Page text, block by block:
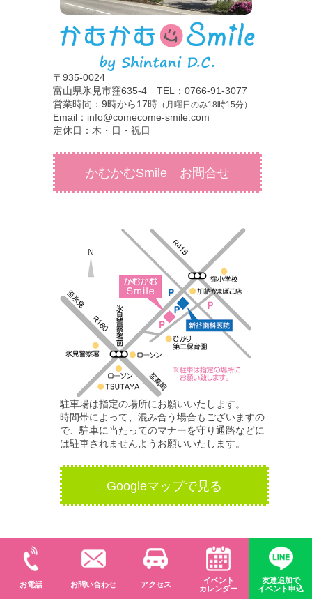
〒935-0024
富山県氷見市窪635-4 TEL：0766-91-3077
営業時間：9時から17時 （月曜日のみ18時15分）
Email：info@comecome-smile.com
定休日：木・日・祝日
かむかむSmile お問合せ
駐車場は指定の場所にお願いいたします。
時間帯によって、混み合う場合もございますの
で、駐車に当たってのマナーを守り通路などに
は駐車されませんようお願いいたします。
Googleマップで見る
© 食育クッキングスタジオ かむかむSmile
お電話 お問い合わせ アクセス
イベント
カレンダー
友達追加で
イベント申込